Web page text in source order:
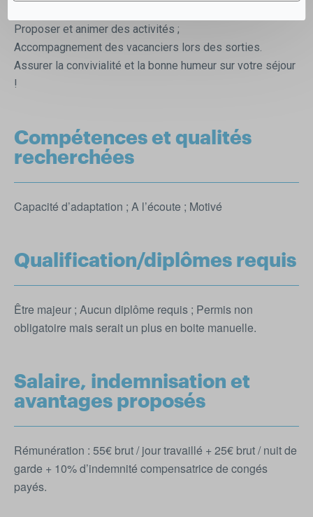
Proposer et animer des activités ;
Accompagnement des vacanciers lors des sorties.
Assurer la convivialité et la bonne humeur sur votre séjour
!
Compétences et qualités
recherchées
Capacité d’adaptation ; A l’écoute ; Motivé
Qualification/diplômes requis
Être majeur ; Aucun diplôme requis ; Permis non
obligatoire mais serait un plus en boite manuelle.
Salaire, indemnisation et
avantages proposés
Rémunération : 55€ brut / jour travaillé + 25€ brut / nuit de
garde + 10% d’indemnité compensatrice de congés
payés.